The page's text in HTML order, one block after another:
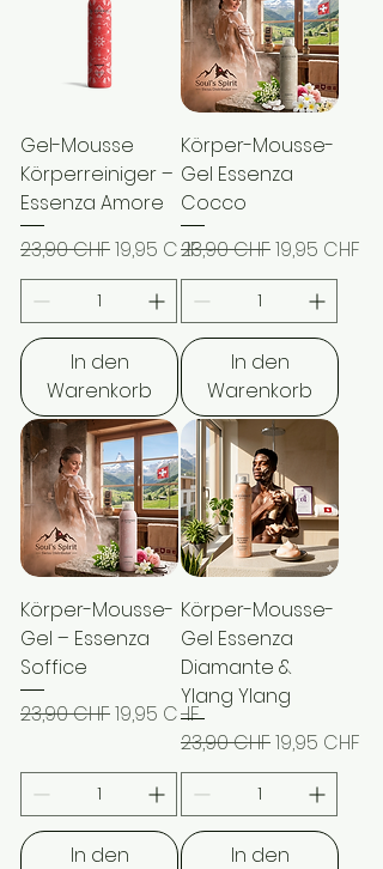
Gel-Mousse
Körperreiniger –
Essenza Amore
Standardpreis
23,90 CHFSale-Preis
19,95 CHF
In den
Warenkorb
Körper-Mousse-
Gel Essenza
Cocco
Standardpreis
23,90 CHFSale-Preis
19,95 CHF
In den
Warenkorb
Körper-Mousse-
Gel – Essenza
Soffice
Standardpreis
23,90 CHFSale-Preis
19,95 CHF
In den
Körper-Mousse-
Gel Essenza
Diamante &
Ylang Ylang
Standardpreis
23,90 CHFSale-Preis
19,95 CHF
In den